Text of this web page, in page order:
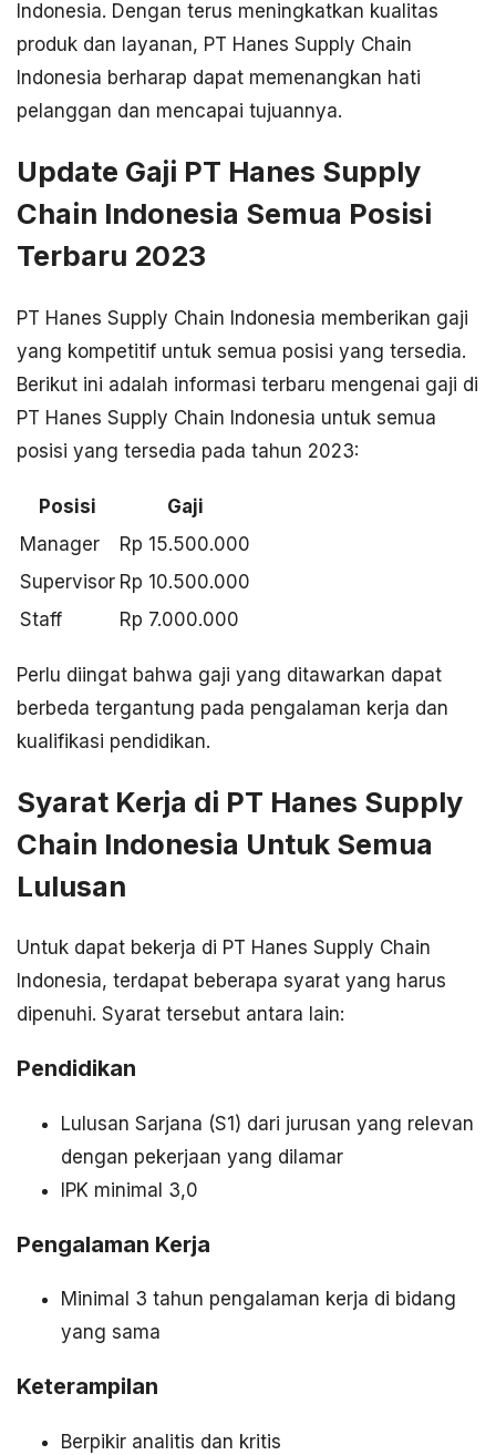
Indonesia. Dengan terus meningkatkan kualitas
produk dan layanan, PT Hanes Supply Chain
Indonesia berharap dapat memenangkan hati
pelanggan dan mencapai tujuannya.
Update Gaji PT Hanes Supply
Chain Indonesia Semua Posisi
Terbaru 2023
PT Hanes Supply Chain Indonesia memberikan gaji
yang kompetitif untuk semua posisi yang tersedia.
Berikut ini adalah informasi terbaru mengenai gaji di
PT Hanes Supply Chain Indonesia untuk semua
posisi yang tersedia pada tahun 2023:
Posisi
Gaji
Manager
Rp 15.500.000
Supervisor Rp 10.500.000
Staff
Rp 7.000.000
Perlu diingat bahwa gaji yang ditawarkan dapat
berbeda tergantung pada pengalaman kerja dan
kualifikasi pendidikan.
Syarat Kerja di PT Hanes Supply
Chain Indonesia Untuk Semua
Lulusan
Untuk dapat bekerja di PT Hanes Supply Chain
Indonesia, terdapat beberapa syarat yang harus
dipenuhi. Syarat tersebut antara lain:
Pendidikan
Lulusan Sarjana (S1) dari jurusan yang relevan
dengan pekerjaan yang dilamar
IPK minimal 3,0
Pengalaman Kerja
Minimal 3 tahun pengalaman kerja di bidang
yang sama
Keterampilan
Berpikir analitis dan kritis